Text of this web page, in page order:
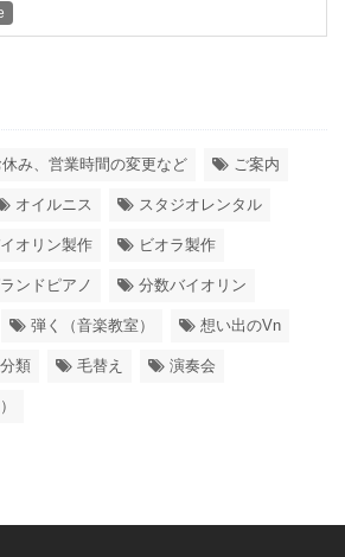
休み、営業時間の変更など ご案内
オイルニス スタジオレンタル
オリン製作 ビオラ製作
ンドピアノ 分数バイオリン
弾く（音楽教室） 想い出のVn
類 毛替え 演奏会